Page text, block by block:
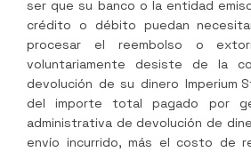
ser que su banco o la entidad
crédito o débito puedan
procesar el reembolso o
voluntariamente desiste de la
devolución de su dinero Imperium
del importe total pagado por
administrativa de devolución de
envío incurrido, más el costo de